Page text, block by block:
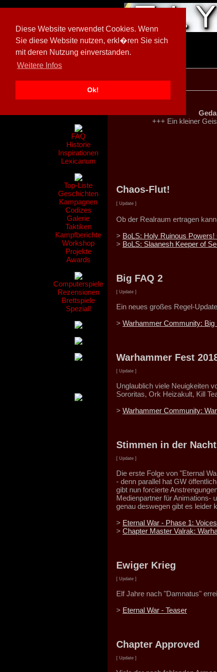
Diese Website verwendet Cookies. Wenn
Sie diese Website nutzen, erkl�ren Sie sich
mit deren Nutzung einverstanden.
Weitere Infos
Ok!
[ 602026/M3]
FAQ
Historie
Inspirationen
Lexicanum
Top-Liste
Geschichten
Kampagnen
Codizes
Galerie
Taktiken
Kampfberichte
Workshop
Projekte
Awards
Computerspiele
Rezensionen
Brettspiele
Spezial!
+++ Ein kleiner
Chaos-Flut!
[ Update ]
Ob der Realraum ertragen
> BoLS: Holy Ruinous
> BoLS: Slaanesh Keeper of
Big FAQ 2
[ Update ]
Ein neues großes Regel-
> Warhammer Community:
Warhammer Fest
[ Update ]
Unglaublich viele Neuigkeiten
Sororitas, Ork Heizakult, Kill
> Warhammer Community:
Stimmen in der Nacht
[ Update ]
Die erste Folge von "Eternal
- denn parallel hat GW
gibt nun forcierte
Medienpartner für Animations-
genau deswegen gibt es leider
> Eternal War - Phase 1:
> Chapter Master Valrak:
Ewiger Krieg
[ Update ]
Elf Jahre nach "Damnatus"
> Eternal War - Teaser
Chapter Approved
[ Update ]